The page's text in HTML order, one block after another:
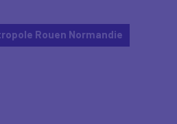
Rouen Normandie